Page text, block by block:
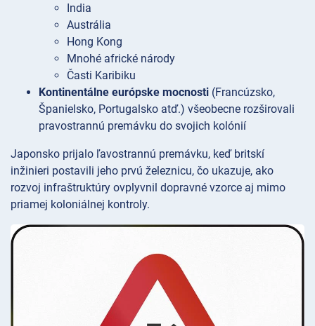
India
Austrália
Hong Kong
Mnohé africké národy
Časti Karibiku
Kontinentálne európske mocnosti (Francúzsko,
Španielsko, Portugalsko atď.) všeobecne rozširovali
pravostrannú premávku do svojich kolónií
Japonsko prijalo ľavostrannú premávku, keď britskí
inžinieri postavili jeho prvú železnicu, čo ukazuje, ako
rozvoj infraštruktúry ovplyvnil dopravné vzorce aj mimo
priamej koloniálnej kontroly.